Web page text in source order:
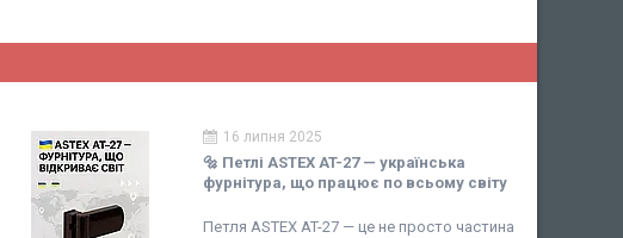
16 липня 2025
🔩 Петлі ASTEX AT-27 — українська
фурнітура, що працює по всьому світу
Петля ASTEX AT-27 — це не просто частина